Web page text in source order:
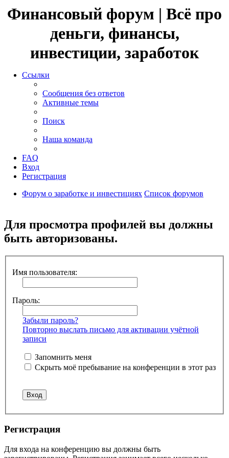
Финансовый форум | Всё про
деньги, финансы,
инвестиции, заработок
Ссылки
Сообщения без ответов
Активные темы
Поиск
Наша команда
FAQ
Вход
Регистрация
Форум о заработке и инвестициях Список форумов
Для просмотра профилей вы должны
быть авторизованы.
Имя пользователя:
Пароль:
Забыли пароль?
Повторно выслать письмо для активации учётной
записи
Запомнить меня
Скрыть моё пребывание на конференции в этот раз
Регистрация
Для входа на конференцию вы должны быть